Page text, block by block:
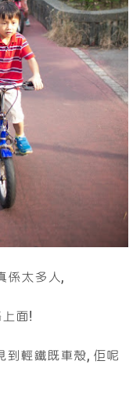
係太多人,
面!
到輕鐵既車殼, 佢呢